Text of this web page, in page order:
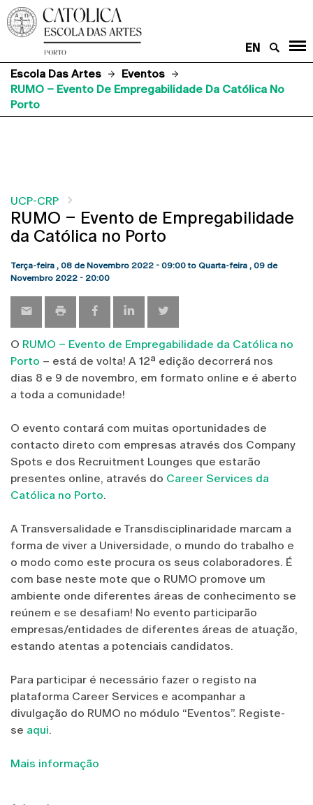
EN
Escola Das Artes
Eventos
RUMO – Evento De Empregabilidade Da Católica No
Porto
UCP-CRP
RUMO – Evento de Empregabilidade
da Católica no Porto
Terça-feira , 08 de Novembro 2022 - 09:00to Quarta-feira , 09 de
Novembro 2022 - 20:00
O RUMO – Evento de Empregabilidade da Católica no
Porto – está de volta! A 12ª edição decorrerá nos
dias 8 e 9 de novembro, em formato online e é aberto
a toda a comunidade!
O evento contará com muitas oportunidades de
contacto direto com empresas através dos Company
Spots e dos Recruitment Lounges que estarão
presentes online, através do Career Services da
Católica no Porto.
A Transversalidade e Transdisciplinaridade marcam a
forma de viver a Universidade, o mundo do trabalho e
o modo como este procura os seus colaboradores. É
com base neste mote que o RUMO promove um
ambiente onde diferentes áreas de conhecimento se
reúnem e se desafiam! No evento participarão
empresas/entidades de diferentes áreas de atuação,
estando atentas a potenciais candidatos.
Para participar é necessário fazer o registo na
plataforma Career Services e acompanhar a
divulgação do RUMO no módulo “Eventos”. Registe-
se aqui.
Mais informação